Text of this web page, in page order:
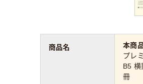
本商
プレ
B5 横
冊
商品名